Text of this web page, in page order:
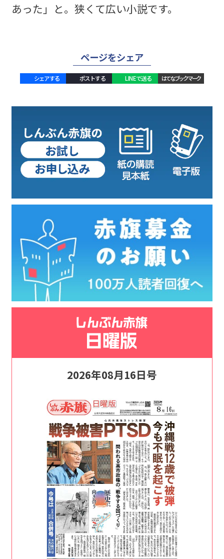
あった」と。狭くて広い小説です。
ページをシェア
シェアする ポストする LINEで送る はてなブックマーク
2026年08月16日号